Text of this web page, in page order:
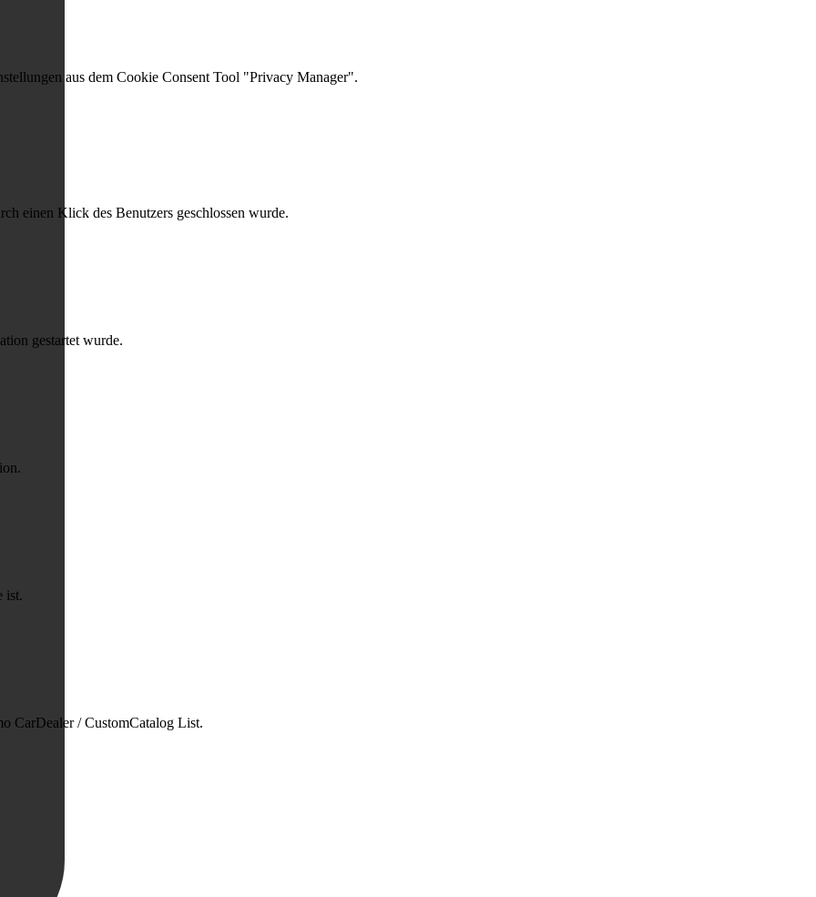
aus dem Cookie Consent Tool "Privacy Manager".
einen Klick des Benutzers geschlossen wurde.
gestartet wurde.
ist.
CarDealer / CustomCatalog List.